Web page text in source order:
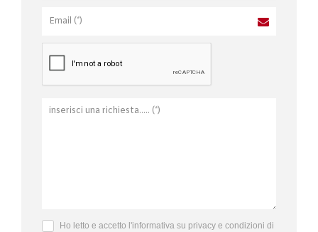
Ho letto e accetto l'informativa su privacy e condizioni di